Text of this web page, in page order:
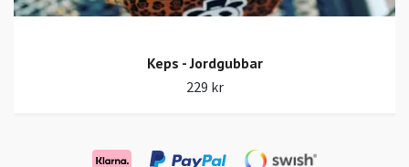
Keps - Jordgubbar
229 kr